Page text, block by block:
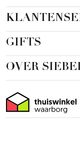
GIFTS
OVER